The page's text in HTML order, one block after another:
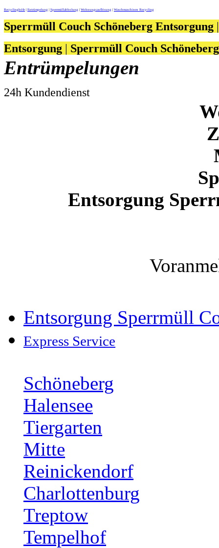
Recyclinghöfe Entrümpelung Sperrmüllabholung Wohnungsauflösung Waschmaschinen Recycling
Sperrmüll Couch Schöneberg Entsorgung
Entsorgung | Sperrmüll Couch
Entrümpelungen
24h Kundendienst
Entsorgung
Entsorgung Sperrmüll
Express Service
Schöneberg
Halensee
Tiergarten
Mitte
Reinickendorf
Charlottenburg
Treptow
Tempelhof